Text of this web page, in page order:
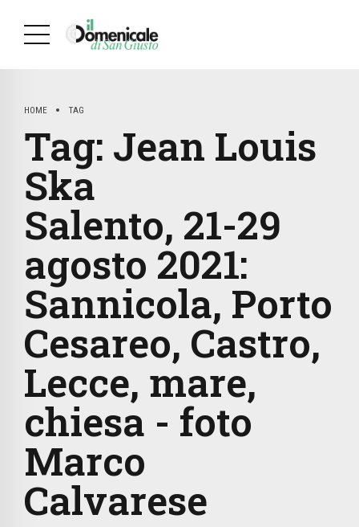
HOME TAG
Tag: Jean Louis
Ska
Salento, 21-29
agosto 2021:
Sannicola, Porto
Cesareo, Castro,
Lecce, mare,
chiesa - foto
Marco
Calvarese